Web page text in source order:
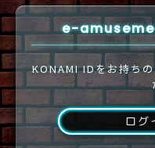
e-
KONAMI IDをお持ち
ログ